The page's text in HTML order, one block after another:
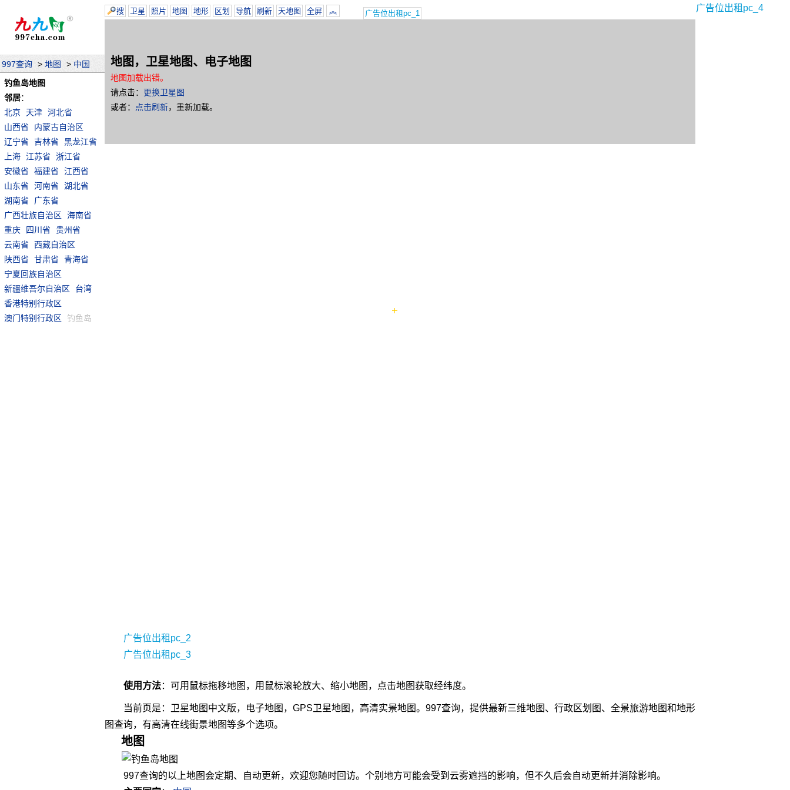
997查询 > 地图 > 中国
钓鱼岛地图
邻居：
北京
天津 河北省
山西省
内蒙古自治区
辽宁省
吉林省
黑龙江省
上海 江苏省
浙江省
安徽省
福建省
江西省
山东省
河南省
湖北省
湖南省
广东省
广西壮族自治区
海南省
重庆
四川省
贵州省
云南省
西藏自治区
陕西省
甘肃省
青海省
宁夏回族自治区
新疆维吾尔自治区
台湾
香港特别行政区
澳门特别行政区
钓鱼岛
地图，卫星地图、电子地图
地图加载出错。
请点击： 更换卫星图
或者：
点击刷新，重新加载。
搜 卫星 照片 地图 地形 区划 导航 刷新 天地图 全屏 ︽ 广告位出租pc_1
广告位出租pc_4
广告位出租pc_2
广告位出租pc_3
使用方法：可用 鼠标拖移地图，用 鼠标滚轮放大、缩小地图，点击地图获取经纬度。
当前页是：卫星地图中文版，电子地图，GPS卫星地图，高清实景地图。997查询，提供最新三维地图、行政区划图、全景旅游地图和地形
图查询，有高清在线街景地图等多个选项。
地图
997查询的以上地图会定期、自动更新，欢迎您随时回访。个别地方可能会受到云雾遮挡的影响，但不久后会自动更新并消除影响。